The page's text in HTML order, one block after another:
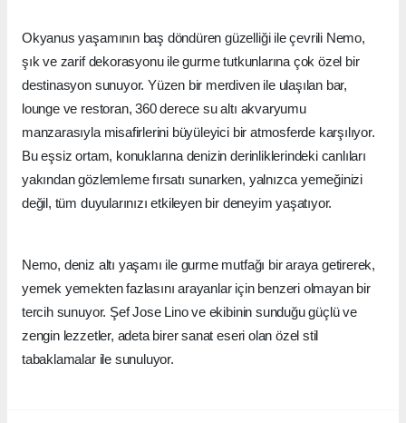
Okyanus yaşamının baş döndüren güzelliği ile çevrili Nemo,
şık ve zarif dekorasyonu ile gurme tutkunlarına çok özel bir
destinasyon sunuyor. Yüzen bir merdiven ile ulaşılan bar,
lounge ve restoran, 360 derece su altı akvaryumu
manzarasıyla misafirlerini büyüleyici bir atmosferde karşılıyor.
Bu eşsiz ortam, konuklarına denizin derinliklerindeki canlıları
yakından gözlemleme fırsatı sunarken, yalnızca yemeğinizi
değil, tüm duyularınızı etkileyen bir deneyim yaşatıyor.
Nemo, deniz altı yaşamı ile gurme mutfağı bir araya getirerek,
yemek yemekten fazlasını arayanlar için benzeri olmayan bir
tercih sunuyor. Şef Jose Lino ve ekibinin sunduğu güçlü ve
zengin lezzetler, adeta birer sanat eseri olan özel stil
tabaklamalar ile sunuluyor.